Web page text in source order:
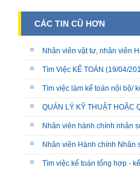
CÁC TIN CŨ HƠN
Nhân viên vật tư, nhân viên
Tìm Việc KẾ TOÁN (19/04/
Tìm việc làm kế toán nội bộ/
QUẢN LÝ KỸ THUẬT HOẶC
Nhân viên hành chính nhân
Nhân viên Hành chính Nhân
Tìm việc kế toán tổng hợp -